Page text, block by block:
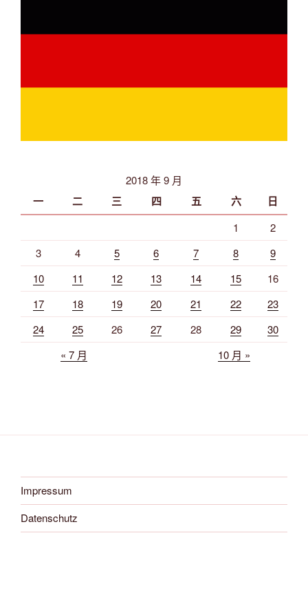
2018 年 9 月
一 二 三 四 五 六 日
1
2
3
4 5 6 7 8
9
10
11 12 13 14 15
16
17
18 19 20 21 22
23
24
25 26 27 28 29
30
« 7 月
10 月 »
Impressum
Datenschutz